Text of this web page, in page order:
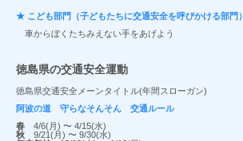
★ こども部門（子どもたちに交通安全を呼びかける部門）
車からぼくたちみえない手をあげよう
徳島県の交通安全運動
徳島県交通安全メーンタイトル(年間スローガン)
阿波の道 守らなそんそん 交通ルール
春 4/6(月) 〜 4/15(水)
秋 9/21(月) 〜 9/30(水)